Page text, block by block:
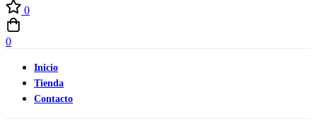
0
0
Inicio
Tienda
Contacto